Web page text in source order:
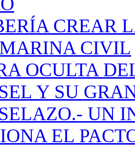
CREAR
CIVIL
OCULTA
Y SU
UN
EL